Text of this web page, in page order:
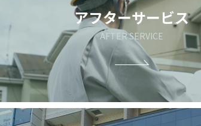
アフターサービス
AFTER SERVICE